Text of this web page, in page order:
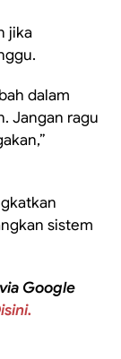
jika
dalam
Jangan ragu
sistem
Google